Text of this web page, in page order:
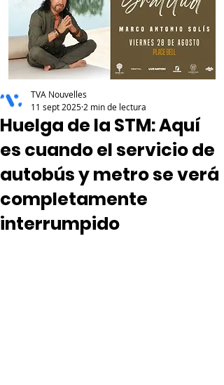
Huelga de la STM: Aquí
es cuando el servicio de
autobús y metro se verá
completamente
interrumpido
TVA Nouvelles
11 sept 2025 2 min de lectura